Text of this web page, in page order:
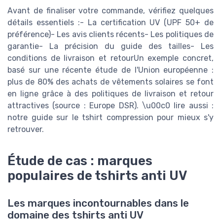
Avant de finaliser votre commande, vérifiez quelques
détails essentiels :- La certification UV (UPF 50+ de
préférence)- Les avis clients récents- Les politiques de
garantie- La précision du guide des tailles- Les
conditions de livraison et retourUn exemple concret,
basé sur une récente étude de l'Union européenne :
plus de 80% des achats de vêtements solaires se font
en ligne grâce à des politiques de livraison et retour
attractives (source : Europe DSR). \u00c0 lire aussi :
notre guide sur le tshirt compression pour mieux s'y
retrouver.
Étude de cas : marques
populaires de tshirts anti UV
Les marques incontournables dans le
domaine des tshirts anti UV